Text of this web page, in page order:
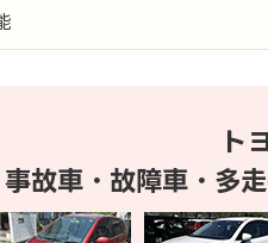
ト
事故車・故障車・多